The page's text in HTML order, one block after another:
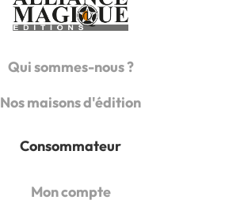
Qui sommes-nous ?
Nos maisons d'édition
Consommateur
Mon compte